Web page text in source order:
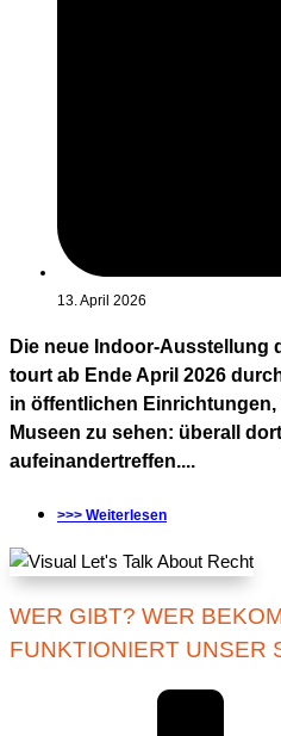
13. April 2026
Die neue Indoor-Ausstellung
tourt ab Ende April 2026
in öffentlichen
Museen zu sehen: überall
aufeinandertreffen....
>>> Weiterlesen
WER GIBT? WER
FUNKTIONIERT UNSER